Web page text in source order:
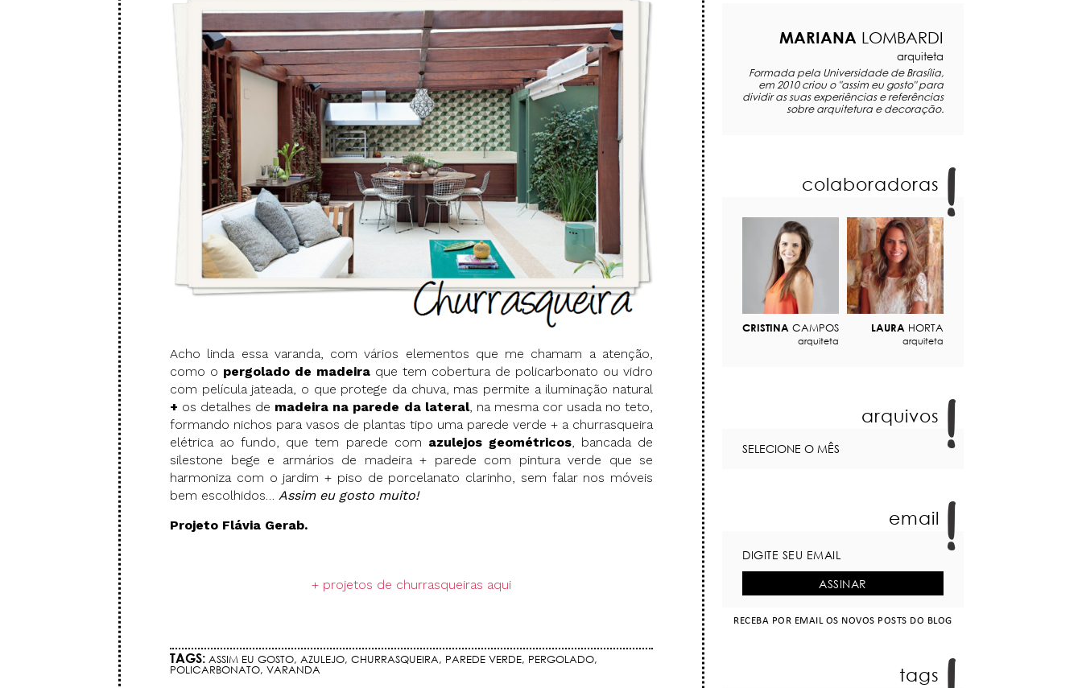
Acho linda essa varanda, com vários elementos que me chamam a atenção,
como o pergolado de madeira que tem cobertura de policarbonato ou vidro
com película jateada, o que protege da chuva, mas permite a iluminação natural
+ os detalhes de madeira na parede da lateral, na mesma cor usada no teto,
formando nichos para vasos de plantas tipo uma parede verde + a churrasqueira
elétrica ao fundo, que tem parede com azulejos geométricos, bancada de
silestone bege e armários de madeira + parede com pintura verde que se
harmoniza com o jardim + piso de porcelanato clarinho, sem falar nos móveis
bem escolhidos… Assim eu gosto muito!
Projeto Flávia Gerab.
+ projetos de churrasqueiras aqui
TAGS: ASSIM EU GOSTO, AZULEJO, CHURRASQUEIRA, PAREDE VERDE, PERGOLADO,
POLICARBONATO, VARANDA
MARIANA LOMBARDI
arquiteta
Formada pela Universidade de Brasília,
em 2010 criou o "assim eu gosto" para
dividir as suas experiências e referências
sobre arquitetura e decoração.
colaboradoras
CRISTINA CAMPOS
arquiteta
LAURA HORTA
arquiteta
arquivos
email
RECEBA POR EMAIL OS NOVOS POSTS DO BLOG
tags